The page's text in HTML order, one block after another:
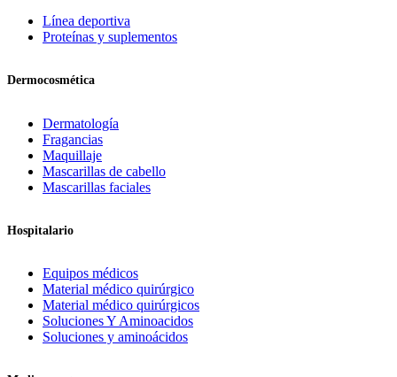
Línea deportiva
Proteínas y suplementos
Dermocosmética
Dermatología
Fragancias
Maquillaje
Mascarillas de cabello
Mascarillas faciales
Hospitalario
Equipos médicos
Material médico quirúrgico
Material médico quirúrgicos
Soluciones Y Aminoacidos
Soluciones y aminoácidos